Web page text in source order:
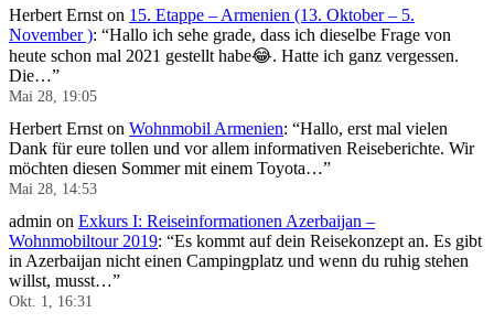
Herbert Ernst on 15. Etappe – Armenien (13. Oktober – 5.
November ): “Hallo ich sehe grade, dass ich dieselbe Frage von
heute schon mal 2021 gestellt habe😂. Hatte ich ganz vergessen.
Die…”
Mai 28, 19:05
Herbert Ernst on Wohnmobil Armenien: “Hallo, erst mal vielen
Dank für eure tollen und vor allem informativen Reiseberichte. Wir
möchten diesen Sommer mit einem Toyota…”
Mai 28, 14:53
admin on Exkurs I: Reiseinformationen Azerbaijan –
Wohnmobiltour 2019: “Es kommt auf dein Reisekonzept an. Es gibt
in Azerbaijan nicht einen Campingplatz und wenn du ruhig stehen
willst, musst…”
Okt. 1, 16:31